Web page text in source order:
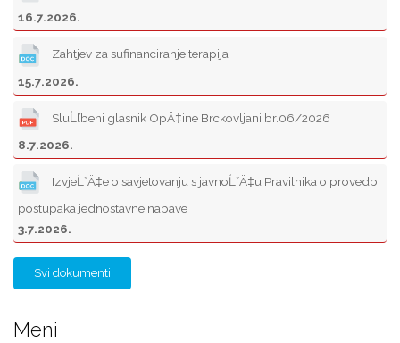
16.7.2026.
Zahtjev za sufinanciranje terapija
15.7.2026.
SluĹľbeni glasnik OpÄ‡ine Brckovljani br.06/2026
8.7.2026.
IzvjeĹˇÄ‡e o savjetovanju s javnoĹˇÄ‡u Pravilnika o provedbi
postupaka jednostavne nabave
3.7.2026.
Svi dokumenti
Meni